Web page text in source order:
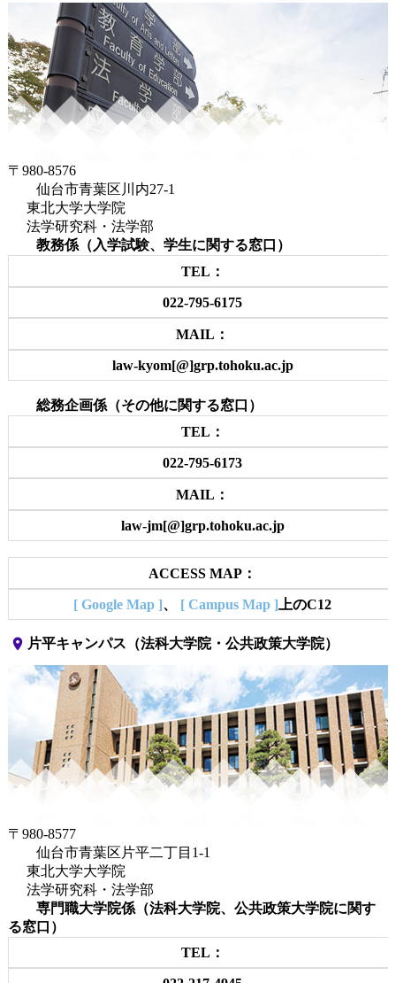
〒980-8576
仙台市青葉区川内27-1
東北大学大学院
法学研究科・法学部
教務係（入学試験、学生に関する窓口）
TEL：
022-795-6175
MAIL：
law-kyom[@]grp.tohoku.ac.jp
総務企画係（その他に関する窓口）
TEL：
022-795-6173
MAIL：
law-jm[@]grp.tohoku.ac.jp
ACCESS MAP：
[ Google Map ]、 [ Campus Map ] 上のC12
place 片平キャンパス（法科大学院・公共政策大学院）
〒980-8577
仙台市青葉区片平二丁目1-1
東北大学大学院
法学研究科・法学部
専門職大学院係（法科大学院、公共政策大学院に関す
る窓口）
TEL：